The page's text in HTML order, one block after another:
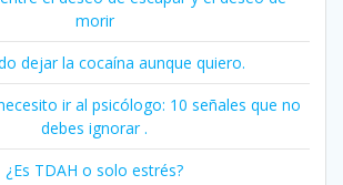
morir
dejar la cocaína aunque quiero.
ir al psicólogo: 10 señales que no
debes ignorar .
¿Es TDAH o solo estrés?